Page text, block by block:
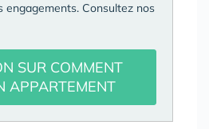
engagements. Consultez nos
SUR COMMENT
APPARTEMENT